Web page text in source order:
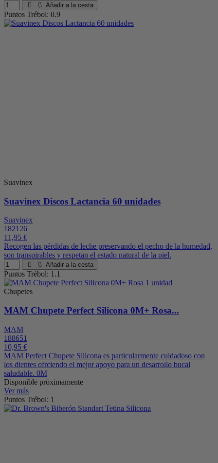
Añadir a la cesta
Puntos Trébol: 0.9
Suavinex
Suavinex Discos Lactancia 60 unidades
Suavinex
182126
11,95 €
Recogen las pérdidas de leche preservando el pecho de la humedad,
son transpirables y respetan el estado natural de la piel.
Añadir a la cesta
Puntos Trébol: 1.1
Chupetes
MAM Chupete Perfect Silicona 0M+ Rosa...
MAM
188651
10,95 €
MAM Perfect Chupete Silicona es particularmente cuidadoso con
los dientes ofrciendo el mejor apoyo para un desarrollo bucal
saludable. 0M
Disponible próximamente
Ver más
Puntos Trébol: 1